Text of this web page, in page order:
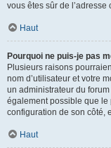
vous êtes sûr de
Haut
Pourquoi ne puis-je pas
Plusieurs raisons
nom d’utilisateur et votre
un administrateur du
également possible que le
configuration de son côté,
Haut